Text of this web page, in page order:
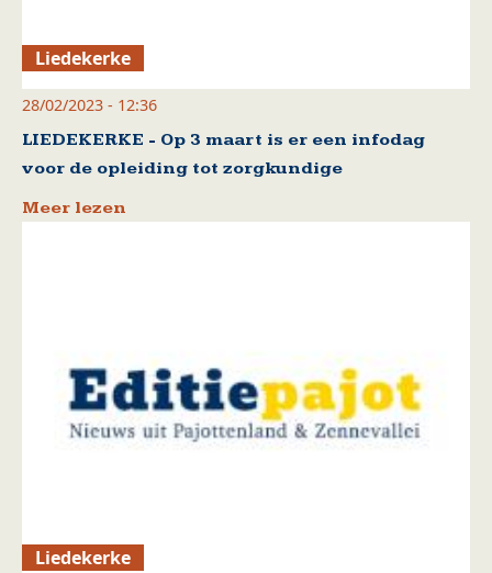
Liedekerke
28/02/2023 - 12:36
LIEDEKERKE - Op 3 maart is er een infodag
voor de opleiding tot zorgkundige
Meer lezen
Liedekerke